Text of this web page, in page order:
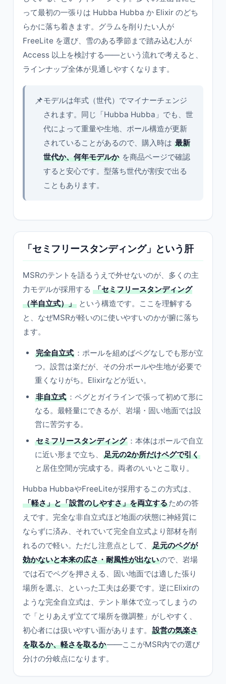
って最初の一張りは Hubba Hubba か Elixir のどち
らかに落ち着きます。グラムを削りたい人が
FreeLite を選び、雪のある季節まで踏み込む人が
Access 以上を検討する——という流れで考えると、
ラインナップ全体が見通しやすくなります。
📌モデルは年式（世代）でマイナーチェンジ
されます。同じ「Hubba Hubba」でも、世
代によって重量や生地、ポール構造が更新
されていることがあるので、購入時は 最新
世代か、何年モデルか を商品ページで確認
すると安心です。型落ち世代が割安で出る
こともあります。
「セミフリースタンディング」という肝
MSRのテントを語るうえで外せないのが、多くの主
力モデルが採用する 「セミフリースタンディング
（半自立式）」 という構造です。ここを理解する
と、なぜMSRが軽いのに使いやすいのかが腑に落ち
ます。
完全自立式 ：ポールを組めばペグなしでも形が立
つ。設営は楽だが、その分ポールや生地が必要で
重くなりがち。Elixirなどが近い。
非自立式 ：ペグとガイラインで張って初めて形に
なる。最軽量にできるが、岩場・固い地面では設
営に苦労する。
セミフリースタンディング ：本体はポールで自立
に近い形まで立ち、
足元の2か所だけペグで引く
と居住空間が完成する。両者のいいとこ取り。
Hubba HubbaやFreeLiteが採用するこの方式は、
「軽さ」と「設営のしやすさ」を両立するための答
えです。完全な非自立式ほど地面の状態に神経質に
ならずに済み、それでいて完全自立式より部材を削
れるので軽い。ただし注意点として、
足元のペグが
効かないと本来の広さ・耐風性が出ないので、岩場
では石でペグを押さえる、固い地面では適した張り
場所を選ぶ、といった工夫は必要です。逆にElixirの
ような完全自立式は、テント単体で立ってしまうの
で「とりあえず立てて場所を微調整」がしやすく、
初心者には扱いやすい面があります。
設営の気楽さ
を取るか、軽さを取るか——ここがMSR内での選び
分けの分岐点になります。